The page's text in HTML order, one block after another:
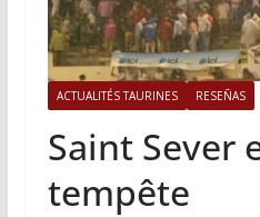
ACTUALITÉS TAURINES RESEÑAS
Saint Sever
tempête